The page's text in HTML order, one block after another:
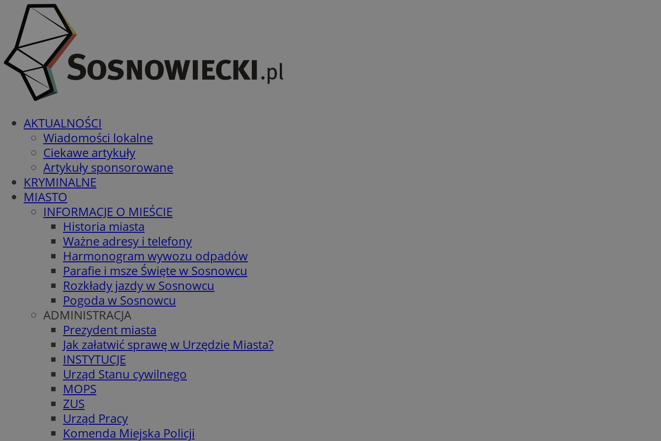
AKTUALNOŚCI
Wiadomości lokalne
Ciekawe artykuły
Artykuły sponsorowane
KRYMINALNE
MIASTO
INFORMACJE O MIEŚCIE
Historia miasta
Ważne adresy i telefony
Harmonogram wywozu odpadów
Parafie i msze Święte w Sosnowcu
Rozkłady jazdy w Sosnowcu
Pogoda w Sosnowcu
ADMINISTRACJA
Prezydent miasta
Jak załatwić sprawę w Urzędzie Miasta?
INSTYTUCJE
Urząd Stanu cywilnego
MOPS
ZUS
Urząd Pracy
Komenda Miejska Policji